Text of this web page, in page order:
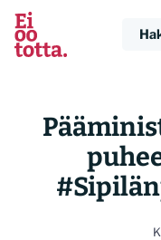
Siirry
sisältöön